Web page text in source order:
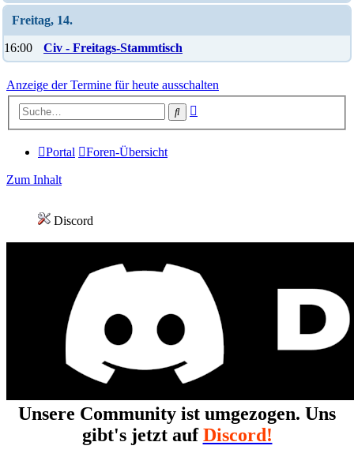
Freitag, 14.
16:00 Civ - Freitags-Stammtisch
Anzeige der Termine für heute ausschalten
Suche
Portal Foren-Übersicht
Zum Inhalt
Discord
Unsere Community ist umgezogen. Uns
gibt's jetzt aufDiscord!